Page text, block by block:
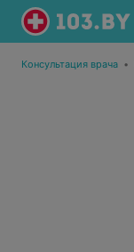
Консультация врача •